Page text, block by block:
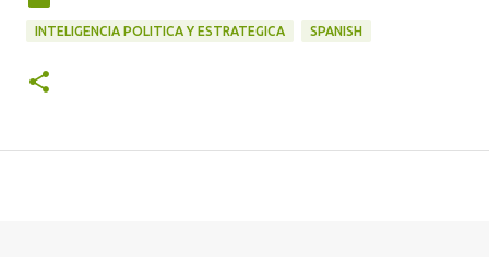
INTELIGENCIA POLITICA Y ESTRATEGICA SPANISH